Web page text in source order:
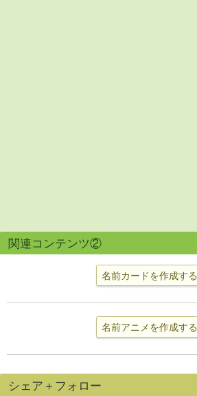
関連コンテンツ②
名前カードを作成する
名前アニメを作成する
シェア＋フォロー